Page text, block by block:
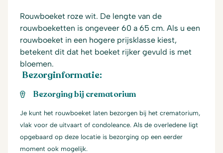
Rouwboeket roze wit. De lengte van de
rouwboeketten is ongeveer 60 a 65 cm. Als u een
rouwboeket in een hogere prijsklasse kiest,
betekent dit dat het boeket rijker gevuld is met
bloemen.
Bezorginformatie:
Bezorging bij crematorium
Je kunt het rouwboeket laten bezorgen bij het crematorium,
vlak voor de uitvaart of condoleance. Als de overledene ligt
opgebaard op deze locatie is bezorging op een eerder
moment ook mogelijk.